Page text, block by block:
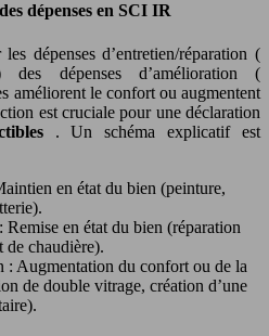
dépenses en SCI IR
dépenses d’entretien/réparation (
des dépenses d’amélioration (
améliorent le confort ou augmentent
est cruciale pour une déclaration
. Un schéma explicatif est
en état du bien (peinture,
Remise en état du bien (réparation
de chaudière).
: Augmentation du confort ou de la
de double vitrage, création d’une